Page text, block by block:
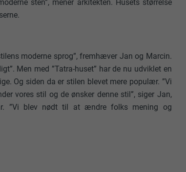
sten”, mener arkitekten. Husets størrelse
moderne sprog”, fremhæver Jan og Marcin.
Men med ”Tatra-huset” har de nu udviklet en
Og siden da er stilen blevet mere populær. ”Vi
vores stil og de ønsker denne stil”, siger Jan,
”Vi blev nødt til at ændre folks mening og